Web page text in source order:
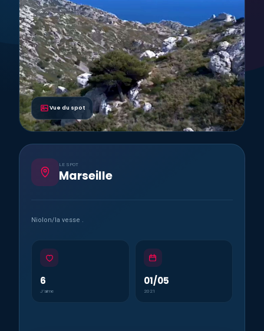
Vue du spot
LE SPOT
Marseille
Niolon/la vesse .
6
J’aime
01/05
2021